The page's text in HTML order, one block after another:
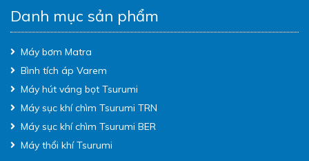
Danh mục sản phẩm
Máy bơm Matra
Bình tích áp Varem
Máy hút váng bọt Tsurumi
Máy sục khí chìm Tsurumi TRN
Máy sục khí chìm Tsurumi BER
Máy thổi khí Tsurumi